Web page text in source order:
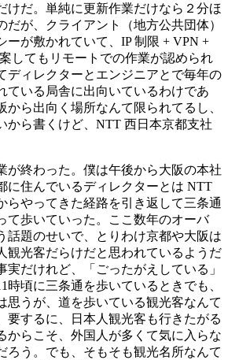
けだ。単純に更新作業だけなら２分ほ
だが、クライアント（地方公共団体）
ーが敷かれていて、IP 制限 + VPN +
してもリモートでの作業が認められ
ディレクターとエンジニアとで毎年の
ている局舎に出向いているわけであ
から出向く場所なんて限られてるし、
から書くけど、NTT 西日本京都支社
が終わった。僕は午後から大阪の本社
に住んでいるディレクターとは NTT
らやってきた経路を引き返して三条通
て歩いていった。ここ数年のオーバ
話題のせいで、とりわけ京都や大阪は
観光客だらけだと思われているようだ
実だけれど、「ごったがえしている」
時頃に三条通を歩いているときでも、
思うが、道を歩いている観光客なんて
要するに、日本人観光客も行きたがる
からこそ、外国人が多くて気に入らな
ろう。でも、そもそも観光名所なんて